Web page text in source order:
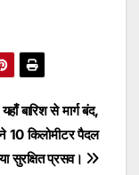
बारिश से मार्ग बंद,
10 किलोमीटर पैदल
सुरक्षित प्रसव।